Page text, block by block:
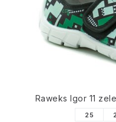
Raweks Igor 11
25